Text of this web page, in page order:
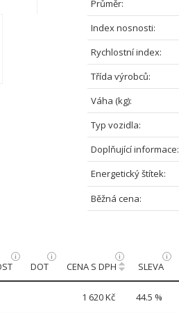
Průměr:
Index nosnosti:
Rychlostní index:
Třída výrobců:
Váha (kg):
Typ vozidla:
Doplňující informace:
Energetický štítek:
Běžná cena:
DOT CENA S DPH SLEVA
1 620 Kč 44.5 %